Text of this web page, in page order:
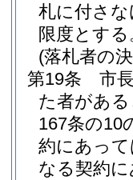
札に付さ
限度とする
(落札者の
第19条
市
た者があ
167条の10
約にあっ
なる契約